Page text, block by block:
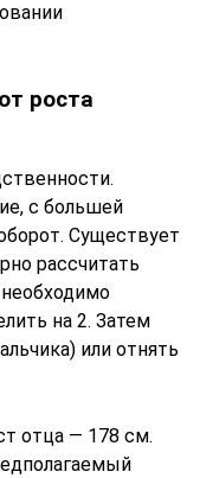
роста
с большей
Существует
рассчитать
на 2. Затем
или отнять
отца — 178 см.